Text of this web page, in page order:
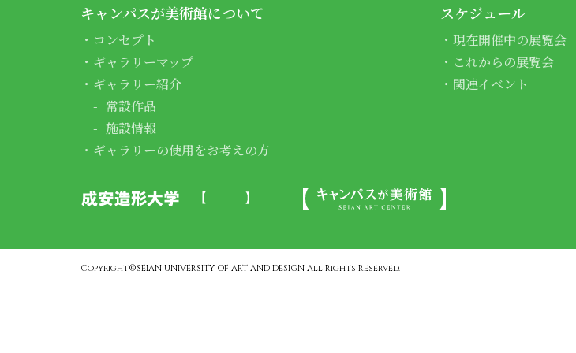
キャンパスが美術館について
コンセプト
ギャラリーマップ
ギャラリー紹介
常設作品
施設情報
ギャラリーの使用をお考えの方
スケジュール
現在開催中の展覧会
これからの展覧会
関連イベント
Copyright©SEIAN UNIVERSITY OF ART AND DESIGN All Rights Reserved.